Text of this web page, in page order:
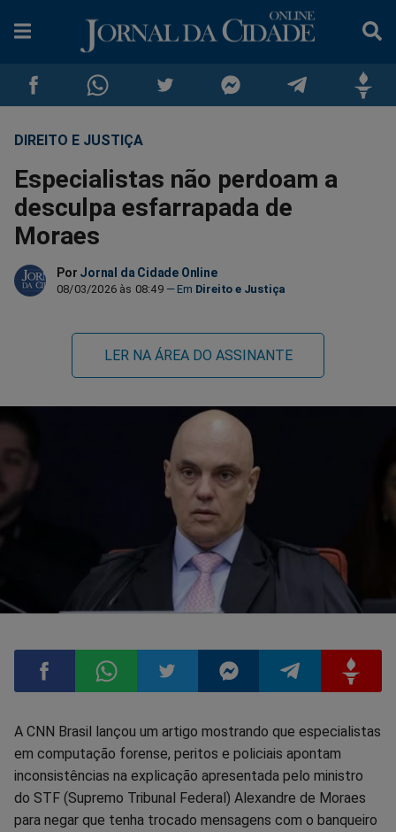
Compartilhar
no
Facebook
Compartilhar
no
Whatsapp
Compartilhar
no
no
no
DIREITO E JUSTIÇA
Especialistas não perdoam a
desculpa esfarrapada de
Moraes
Por Jornal da Cidade Online
08/03/2026 às 08:49 Direito e Justiça
LER NA ÁREA DO ASSINANTE
Compartilhar
no
Facebook
Compartilhar
no
Whatsapp
Compartilhar
no
Twitter
Compartilhar
no
Messenger
Compartilhar
no
Telegram
no
Gettr
A CNN Brasil lançou um artigo mostrando que especialistas
em computação forense, peritos e policiais apontam
inconsistências na explicação apresentada pelo ministro
do STF (Supremo Tribunal Federal) Alexandre de Moraes
para negar que tenha trocado mensagens com o banqueiro